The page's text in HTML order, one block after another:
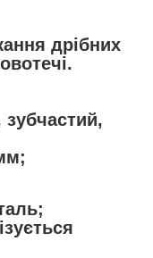
дрібних
зубчастий,